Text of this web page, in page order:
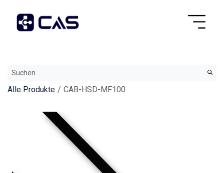
Alle Produkte CAB-HSD-MF100